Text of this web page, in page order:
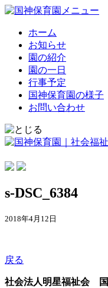
ホーム
お知らせ
園の紹介
園の一日
行事予定
国神保育園の様子
お問い合わせ
s-DSC_6384
2018年4月12日
戻る
社会法人明星福祉会